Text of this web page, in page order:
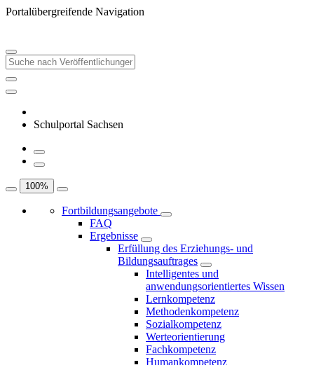
Portalübergreifende Navigation
Schulportal Sachsen
100%
Fortbildungsangebote
FAQ
Ergebnisse
Erfüllung des Erziehungs- und
Bildungsauftrages
Intelligentes und
anwendungsorientiertes Wissen
Lernkompetenz
Methodenkompetenz
Sozialkompetenz
Werteorientierung
Fachkompetenz
Humankompetenz